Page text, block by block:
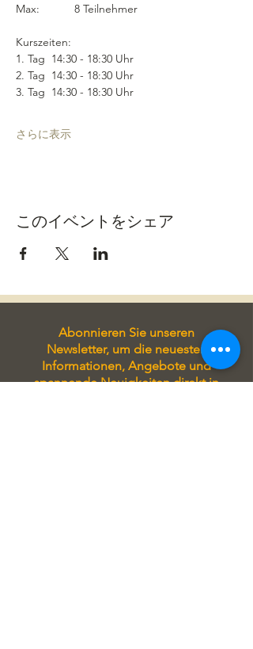
Max:           8 Teilnehmer
Kurszeiten:
1. Tag  14:30 - 18:30 Uhr
2. Tag  14:30 - 18:30 Uhr
3. Tag  14:30 - 18:30 Uhr
さらに表示
このイベントをシェア
Abonnieren Sie unseren
Newsletter, um die neuesten
Informationen, Angebote und
spannende Neuigkeiten direkt in